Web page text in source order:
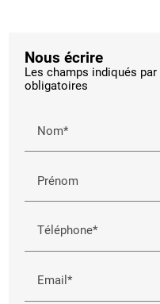
Nous écrire
Les champs indiqués
obligatoires
Nom*
Prénom
Téléphone*
Email*